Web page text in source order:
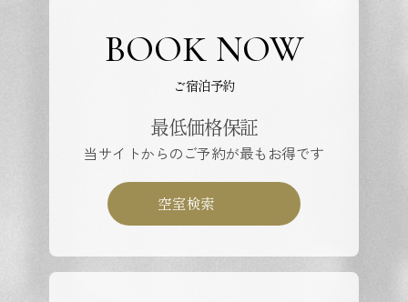
BOOK NOW
ご宿泊予約
最低価格保証
当サイトからのご予約が最もお得です
空室検索